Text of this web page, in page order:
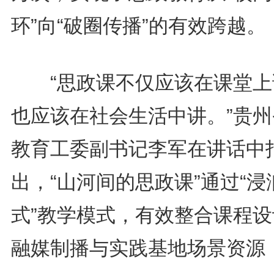
环”向“破圈传播”的有效跨越。
“思政课不仅应该在课堂上
也应该在社会生活中讲。”贵
教育工委副书记李军在讲话中
出，“山河间的思政课”通过“浸
式”教学模式，有效整合课程
融媒制播与实践基地场景资源